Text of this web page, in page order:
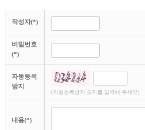
작성자(*)
비밀번호
(*)
자동등록
방지
(자동등록방지 숫자를 입력해 주세요)
내용(*)